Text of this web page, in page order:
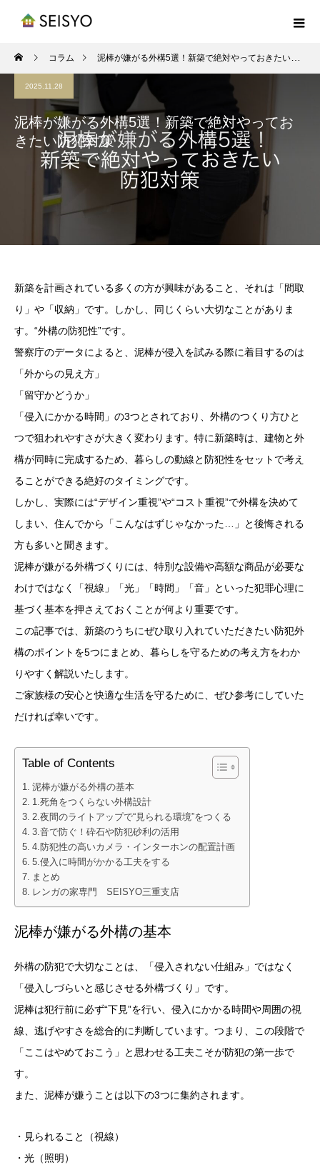
コラム 泥棒が嫌がる外構5選！新築で絶対やっておきたい防犯対策
2025.11.28
泥棒が嫌がる外構5選！新築で絶対やってお
きたい防犯対策
新築を計画されている多くの方が興味があること、それは「間取
り」や「収納」です。しかし、同じくらい大切なことがありま
す。“外構の防犯性”です。
警察庁のデータによると、泥棒が侵入を試みる際に着目するのは
「外からの見え方」
「留守かどうか」
「侵入にかかる時間」の3つとされており、外構のつくり方ひと
つで狙われやすさが大きく変わります。特に新築時は、建物と外
構が同時に完成するため、暮らしの動線と防犯性をセットで考え
ることができる絶好のタイミングです。
しかし、実際には“デザイン重視”や“コスト重視”で外構を決めて
しまい、住んでから「こんなはずじゃなかった…」と後悔される
方も多いと聞きます。
泥棒が嫌がる外構づくりには、特別な設備や高額な商品が必要な
わけではなく「視線」「光」「時間」「音」といった犯罪心理に
基づく基本を押さえておくことが何より重要です。
この記事では、新築のうちにぜひ取り入れていただきたい防犯外
構のポイントを5つにまとめ、暮らしを守るための考え方をわか
りやすく解説いたします。
ご家族様の安心と快適な生活を守るために、ぜひ参考にしていた
だければ幸いです。
Table of Contents
泥棒が嫌がる外構の基本
1.死角をつくらない外構設計
2.夜間のライトアップで“見られる環境”をつくる
3.音で防ぐ！砕石や防犯砂利の活用
4.防犯性の高いカメラ・インターホンの配置計画
5.侵入に時間がかかる工夫をする
まとめ
レンガの家専門 SEISYO三重支店
泥棒が嫌がる外構の基本
外構の防犯で大切なことは、「侵入されない仕組み」ではなく
「侵入しづらいと感じさせる外構づくり」です。
泥棒は犯行前に必ず“下見”を行い、侵入にかかる時間や周囲の視
線、逃げやすさを総合的に判断しています。つまり、この段階で
「ここはやめておこう」と思わせる工夫こそが防犯の第一歩で
す。
また、泥棒が嫌うことは以下の3つに集約されます。
・見られること（視線）
・光（照明）